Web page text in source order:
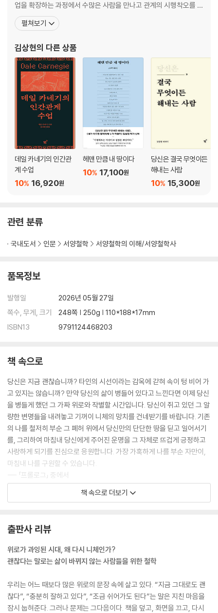
업을 확장하는 과정에서 수많은 사람을 만나고 관계의 시행착오를 겪
었다. 옳은 말을 한다고 해서 상대가 움직이는 것은 아니었고, 선의와
배려가 언제나 좋은 결과로 돌아오는 것도 아니었다. 모든 사람에게
쓸수록 정작 자신의 에너지만 소진된다는
펼쳐보기
김상현의 다른 상품
데일 카네기의 인간관
계 수업
16,920원
10%
헤맨 만큼 내 땅이다
17,100원
10%
당신은 결국 무엇이든
해내는 사람
15,300원
10%
관련 분류
국내도서 인문 서양철학 서양철학의 이해/서양철학사
품목정보
발행일
2026년 05월 27일
쪽수, 무게, 크기
248쪽 | 250g | 110*188*17mm
ISBN13
9791124468203
책 속으로
당신은 지금 괜찮습니까? 타인의 시선이라는 감옥에 갇혀 속이 텅 비어 가
고 있지는 않습니까? 만약 당신의 삶이 병들어 있다고 느낀다면 이제 당신
을 병들게 했던 그 가짜 위로와 작별할 시간입니다. 당신이 쥐고 있던 그 알
량한 변명들을 내려놓고 기꺼이 니체의 망치를 건네받기를 바랍니다. 기존
의 나를 철저히 부순 그 폐허 위에서 당신만의 단단한 땅을 딛고 일어서기
를, 그리하여 마침내 당신에게 주어진 운명을 그 자체로 뜨겁게 긍정하고
사랑하게 되기를 진심으로 응원합니다. 가장 가혹하게 나를 부순 자만이,
마침내 나를 구원할 수 있습니다.
--- 「프롤로그」 중에서
시대의 우울을 달래기 위해 언제부턴가 ‘무조건적인 자기 긍정’이 유행처
한 말들을 이불처럼 덮어쓰고, 상처받은 자존감을 위로받으려 애씁니다.
하지만 니체는 이 무조건적인 자기애를 향해 가장 서늘한 경멸을 보냅니
다. 있는 그대로의 나를 긍정하라는 말은 일견 다정해 보이지만, 사실은 ‘더
니다.
--- 「자신을 경멸할 줄 아는 용기」 중에서
책 속으로 더보기
출판사 리뷰
위로가 과잉된 시대, 왜 다시 니체인가?
괜찮다는 말로는 삶이 바뀌지 않는 사람들을 위한 철학
우리는 어느 때보다 많은 위로의 문장 속에 살고 있다. “지금 그대로도 괜
찮다”, “충분히 잘하고 있다”, “조금 쉬어가도 된다”는 말은 지친 마음을
잠시 눕혀준다. 그러나 문제는 그다음이다. 책을 덮고, 화면을 끄고, 다시